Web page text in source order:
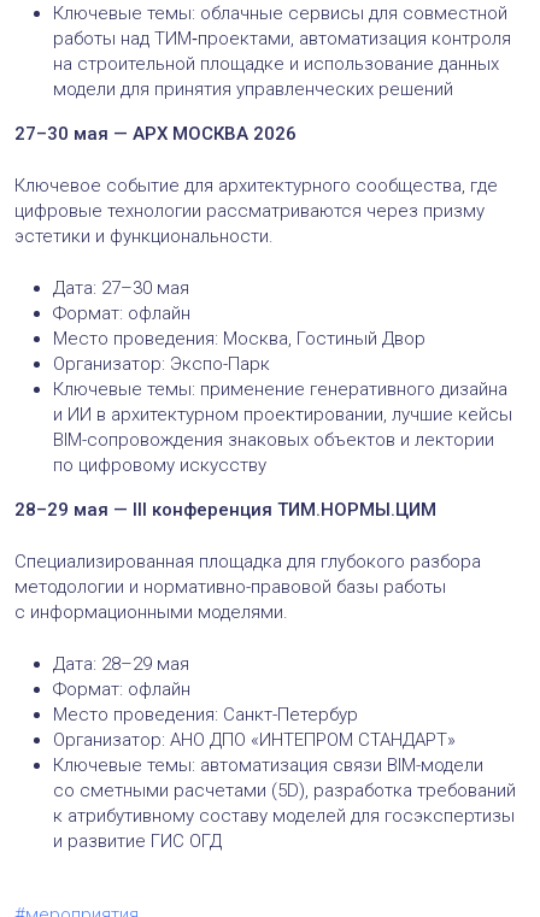
Ключевые темы: облачные сервисы для совместной
работы над ТИМ‑проектами, автоматизация контроля
на строительной площадке и использование данных
модели для принятия управленческих решений
27–30 мая — АРХ МОСКВА 2026
Ключевое событие для архитектурного сообщества, где
цифровые технологии рассматриваются через призму
эстетики и функциональности.
Дата: 27–30 мая
Формат: офлайн
Место проведения: Москва, Гостиный Двор
Организатор: Экспо-Парк
Ключевые темы: применение генеративного дизайна
и ИИ в архитектурном проектировании, лучшие кейсы
BIM-сопровождения знаковых объектов и лектории
по цифровому искусству
28–29 мая — III конференция ТИМ.НОРМЫ.ЦИМ
Специализированная площадка для глубокого разбора
методологии и нормативно-правовой базы работы
с информационными моделями.
Дата: 28–29 мая
Формат: офлайн
Место проведения: Санкт-Петербур
Организатор: АНО ДПО «ИНТЕПРОМ СТАНДАРТ»
Ключевые темы: автоматизация связи BIM-модели
со сметными расчетами (5D), разработка требований
к атрибутивному составу моделей для госэкспертизы
и развитие ГИС ОГД